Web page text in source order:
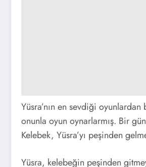
Yüsra’nın en sevdiği
onunla oyun oynarlarmış. Bir
Kelebek, Yüsra’yı peşinden
Yüsra, kelebeğin peşinden